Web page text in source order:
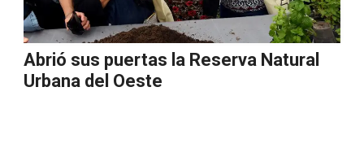
Abrió sus puertas la Reserva Natural
Urbana del Oeste